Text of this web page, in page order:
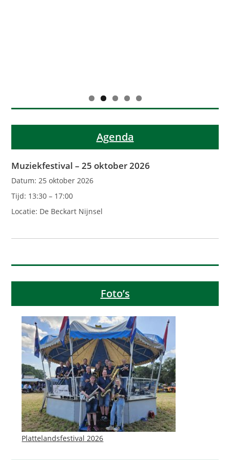
Agenda
Muziekfestival – 25 oktober 2026
Datum: 25 oktober 2026
Tijd: 13:30 – 17:00
Locatie: De Beckart Nijnsel
Foto’s
Plattelandsfestival 2026